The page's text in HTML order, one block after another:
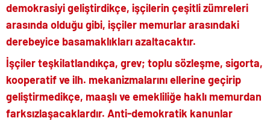
demokrasiyi geliştirdikçe, işçilerin çeşitli zümreleri
arasında olduğu gibi, işçiler memurlar arasındaki
derebeyice basamaklıkları azaltacaktır.
İşçiler teşkilatlandıkça, grev; toplu sözleşme, sigorta,
kooperatif ve ilh. mekanizmalarını ellerine geçirip
geliştirmedikçe, maaşlı ve emekliliğe haklı memurdan
farksızlaşacaklardır. Anti-demokratik kanunlar